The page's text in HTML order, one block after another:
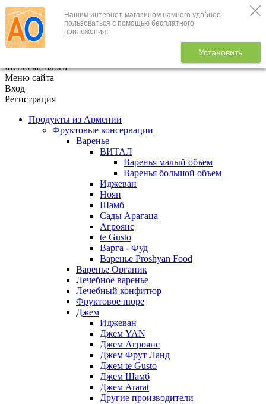
Нашим интернет-магазином намного удобнее
пользоваться с помощью бесплатного
приложения!
Установить
+7 (495) 646-888-1
В корзине
Меню каталога
Меню сайта
Вход
Регистрация
Продукты из Армении
Фруктовые консервации
Варенье
ВИТАЛ
Варенья малый объем
Варенья большой объем
Иджеван
Ноян
Шамб
Сады Арагаца
Агроянс
te Gusto
Варга - Фуд
Варенье Proshyan Food
Варенье Органик
Лечебное варенье
Лечебный конфитюр
Фруктовое пюре
Джем
Иджеван
Джем YAN
Джем Агроянс
Джем Фрут Ланд
Джем te Gusto
Джем Шамб
Джем Ararat
Другие производители